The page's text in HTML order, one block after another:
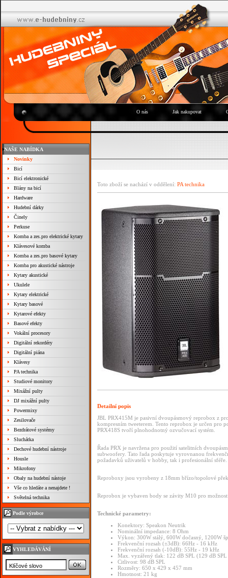
O nás Jak nakupovat
NAŠE NABÍDKA
Novinky
Bicí
Bicí elektronické
Blány na bicí
Hardware
Hudební dárky
Činely
Perkuse
Komba a zes.pro elektrické kytary
Klávesové komba
Komba a zes.pro basové kytary
Komba pro akustické nástroje
Kytary akustické
Ukulele
Kytary elektrické
Kytary basové
Kytarové efekty
Basové efekty
Vokální procesory
Digitální rekordéry
Digitální piána
Klávesy
PA technika
Studiové monitory
Mixážní pulty
DJ mixážní pulty
Powermixy
Zesilovače
Bezdrátové systémy
Sluchátka
Dechové hudební nástroje
Housle
Mikrofony
Obaly na hudební nástoje
Vše co hledáte a nenajdete !
Světelná technika
Podle výrobce
VYHLEDÁVÁNÍ
Toto zboží se nachází v oddělení: PA technika
Detailní popis
JBL PRX415M je pasivní dvoupásmový reprobox z
kompresním tweeterem. Tento reprobox je určen pro
PRX418S tvoří plnohodnotný ozvučovací systém.
Řada PRX je navržena pro použití satelitních
subwoofery. Tato řada poskytuje vyrovnanou
požadavků uživatelů v hobby, tak i profesionální sféře.
Reproboxy jsou vyrobeny z 18mm břízo/topolové
Reprobox je vybaven body se závity M10 pro možnost
Technické parametry:
Konektory: Speakon Neutrik
Nominální impedance: 8 Ohm
Výkon: 300W stálý, 600W dočasný, 1200W
Frekvenční rozsah (±3dB): 66Hz - 16 kHz
Frekvenční rozsah (-10dB): 55Hz - 19 kHz
Max. vyzářený tlak: 122 dB SPL (129 dB SPL
Citlivost: 98 dB SPL
Rozměry: 650 x 429 x 457 mm
Hmotnost: 21 kg